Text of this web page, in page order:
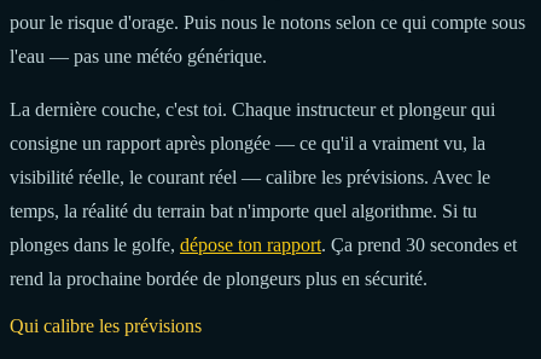
pour le risque d'orage. Puis nous le notons selon ce qui compte sous
l'eau — pas une météo générique.
La dernière couche, c'est toi. Chaque instructeur et plongeur qui
consigne un rapport après plongée — ce qu'il a vraiment vu, la
visibilité réelle, le courant réel — calibre les prévisions. Avec le
temps, la réalité du terrain bat n'importe quel algorithme. Si tu
plonges dans le golfe, dépose ton rapport. Ça prend 30 secondes et
rend la prochaine bordée de plongeurs plus en sécurité.
Qui calibre les prévisions